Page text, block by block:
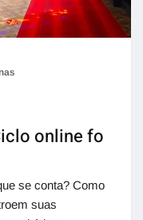
online fo
se conta? Como
suas